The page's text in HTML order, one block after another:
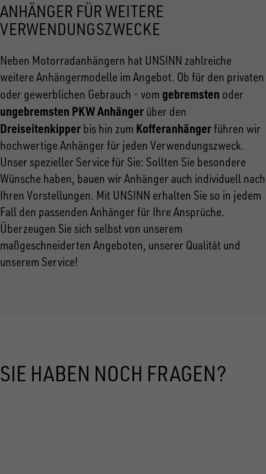
ANHÄNGER FÜR WEITERE
VERWENDUNGSZWECKE
Neben Motorradanhängern hat UNSINN zahlreiche
weitere Anhängermodelle im Angebot. Ob für den privaten
oder gewerblichen Gebrauch - vom gebremsten oder
ungebremsten PKW Anhänger über den
Dreiseitenkipper bis hin zum Kofferanhänger führen wir
hochwertige Anhänger für jeden Verwendungszweck.
Unser spezieller Service für Sie: Sollten Sie besondere
Wünsche haben, bauen wir Anhänger auch individuell nach
Ihren Vorstellungen. Mit UNSINN erhalten Sie so in jedem
Fall den passenden Anhänger für Ihre Ansprüche.
Überzeugen Sie sich selbst von unserem
maßgeschneiderten Angeboten, unserer Qualität und
unserem Service!
SIE HABEN NOCH FRAGEN?